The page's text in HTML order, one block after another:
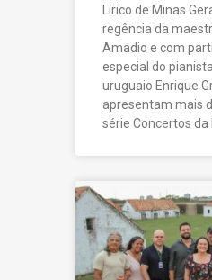
Lírico de Minas
regência da
Amadio e com
especial do pianista
uruguaio Enrique
apresentam mais
série Concertos da